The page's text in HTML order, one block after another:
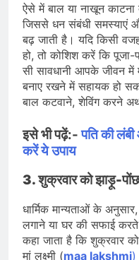
ऐसे में बाल या नाखून काटना
जिससे धन संबंधी समस्याएं
बढ़ जाती है। यदि किसी
हो, तो कोशिश करें कि
सी सावधानी आपके जीवन में
बनाए रखने में सहायक हो
बाल कटवाने, शेविंग करने
इसे भी पढ़ें:-पति की
करें ये उपाय
3. शुक्रवार को झाड़ू-
धार्मिक मान्यताओं के
लगाने या घर की सफाई करते
कहा जाता है कि शुक्रवार
मां लक्ष्मी (maa lakshmi)